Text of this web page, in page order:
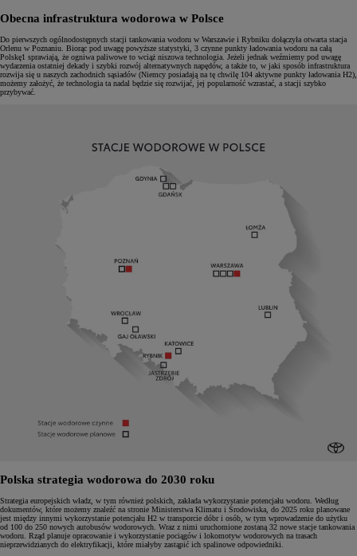
Obecna infrastruktura wodorowa w Polsce
Do pierwszych ogólnodostępnych stacji tankowania wodoru w Warszawie i Rybniku dołączyła otwarta stacja
Orlenu w Poznaniu. Biorąc pod uwagę powyższe statystyki, 3 czynne punkty ładowania wodoru na całą
Polskę1 sprawiają, że ogniwa paliwowe to wciąż niszowa technologia. Jeżeli jednak weźmiemy pod uwagę
wydarzenia ostatniej dekady i szybki rozwój alternatywnych napędów, a także to, w jaki sposób infrastruktura
rozwija się u naszych zachodnich sąsiadów (Niemcy posiadają na tę chwilę 104 aktywne punkty ładowania H2),
możemy założyć, że technologia ta nadal będzie się rozwijać, jej popularność wzrastać, a stacji szybko
przybywać.
Polska strategia wodorowa do 2030 roku
Strategia europejskich władz, w tym również polskich, zakłada wykorzystanie potencjału wodoru. Według
dokumentów, które możemy znaleźć na stronie Ministerstwa Klimatu i Środowiska, do 2025 roku planowane
jest między innymi wykorzystanie potencjału H2 w transporcie dóbr i osób, w tym wprowadzenie do użytku
od 100 do 250 nowych autobusów wodorowych. Wraz z nimi uruchomione zostaną 32 nowe stacje tankowania
wodoru. Rząd planuje opracowanie i wykorzystanie pociągów i lokomotyw wodorowych na trasach
nieprzewidzianych do elektryfikacji, które miałyby zastąpić ich spalinowe odpowiedniki.